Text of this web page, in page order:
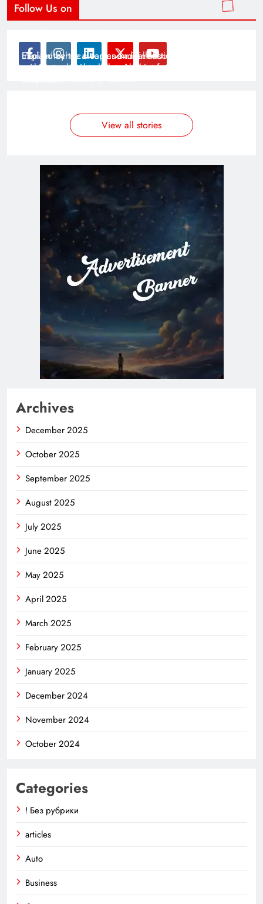
Follow Us on
Inspired by the clean and minimalistic look of modern
architecture, this template is great for creating stories
Explain technical topics and talk about the latest in
science and technology with this clean and futuristic
View all stories
Archives
December 2025
October 2025
September 2025
August 2025
July 2025
June 2025
May 2025
April 2025
March 2025
February 2025
January 2025
December 2024
November 2024
October 2024
Categories
! Без рубрики
articles
Auto
Business